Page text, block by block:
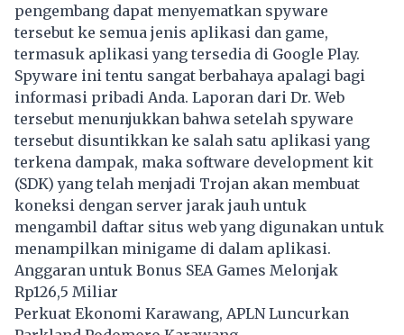
pengembang dapat menyematkan spyware
tersebut ke semua jenis aplikasi dan game,
termasuk aplikasi yang tersedia di Google Play.
Spyware ini tentu sangat berbahaya apalagi bagi
informasi pribadi Anda. Laporan dari Dr. Web
tersebut menunjukkan bahwa setelah spyware
tersebut disuntikkan ke salah satu aplikasi yang
terkena dampak, maka software development kit
(SDK) yang telah menjadi Trojan akan membuat
koneksi dengan server jarak jauh untuk
mengambil daftar situs web yang digunakan untuk
menampilkan minigame di dalam aplikasi.
Anggaran untuk Bonus SEA Games Melonjak
Rp126,5 Miliar
Perkuat Ekonomi Karawang, APLN Luncurkan